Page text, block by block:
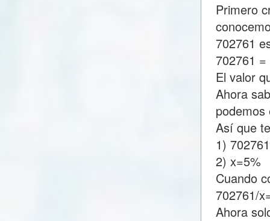
Primero
702761
702761
El valor
Ahora
Así que
1)
2) x=5%
Cuando
702761/
Ahora